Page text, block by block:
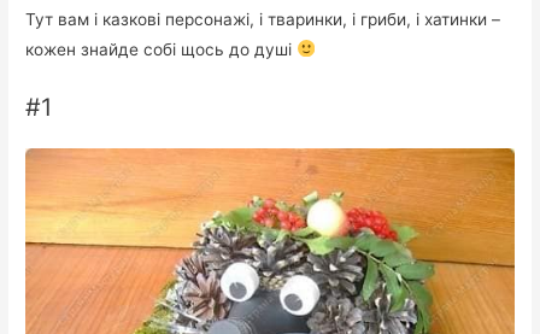
Тут вам і казкові персонажі, і тваринки, і гриби, і хатинки –
кожен знайде собі щось до душі
#1